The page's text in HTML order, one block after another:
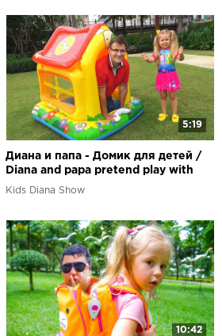
5:19
Диана и папа - Домик для детей /
Diana and papa pretend play with
toy house
Kids Diana Show
10:42